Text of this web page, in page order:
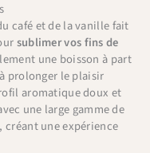
café et de la vanille fait
sublimer vos fins de
une boisson à part
prolonger le plaisir
aromatique doux et
une large gamme de
créant une expérience